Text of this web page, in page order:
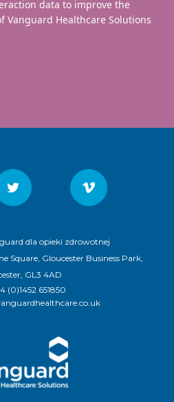
data to improve the
Vanguard Healthcare Solutions
dla opieki zdrowotnej
Square, Gloucester Business Park,
GL3 4AD
(0)1452 651850